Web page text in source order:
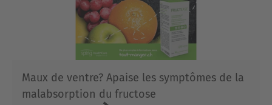
Maux de ventre? Apaise les symptômes de la
malabsorption du fructose